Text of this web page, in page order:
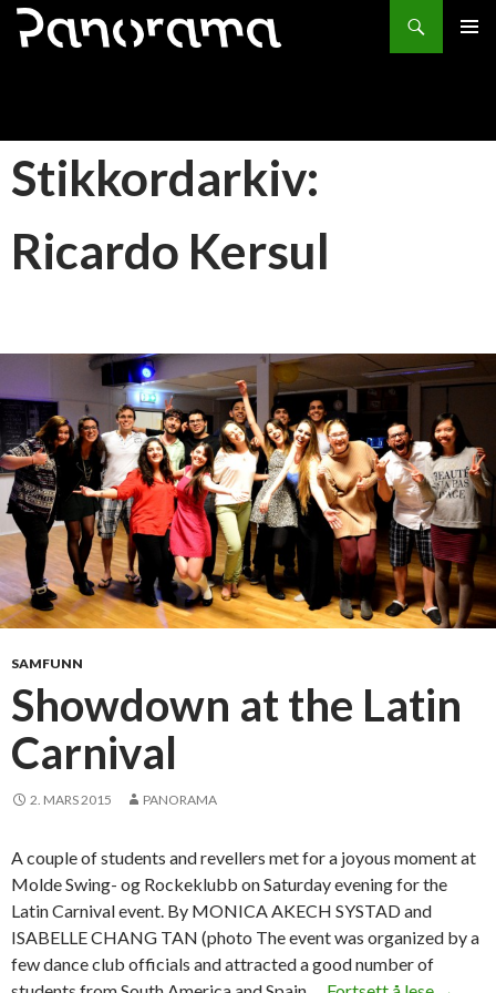
Søk
HOPP
Stikkordarkiv:
Ricardo Kersul
SAMFUNN
Showdown at the Latin
Carnival
2. MARS 2015 PANORAMA
A couple of students and revellers met for a joyous moment at
Molde Swing- og Rockeklubb on Saturday evening for the
Latin Carnival event. By MONICA AKECH SYSTAD and
ISABELLE CHANG TAN (photo The event was organized by a
few dance club officials and attracted a good number of